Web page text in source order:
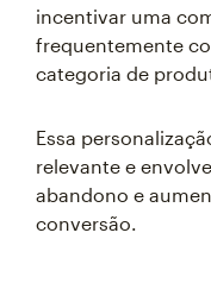
incentivar uma
frequentemente
categoria de
Essa
relevante e
abandono e
conversão.